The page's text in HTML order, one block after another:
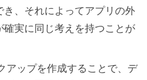
ティを優先する
ックの収集
、それによってアプリの外
実に同じ考えを持つことが
アップを作成することで、デ